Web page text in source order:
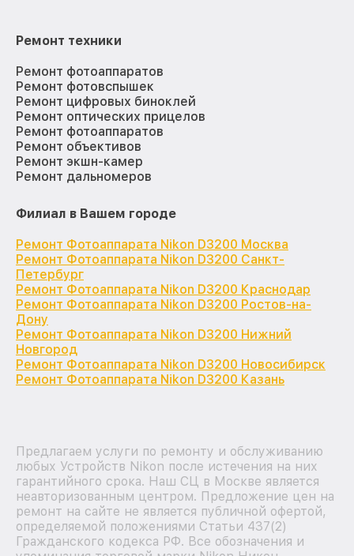
Ремонт техники
Ремонт фотоаппаратов
Ремонт фотовспышек
Ремонт цифровых биноклей
Ремонт оптических прицелов
Ремонт фотоаппаратов
Ремонт объективов
Ремонт экшн-камер
Ремонт дальномеров
Филиал в Вашем городе
Ремонт Фотоаппарата Nikon D3200 Москва
Ремонт Фотоаппарата Nikon D3200 Санкт-
Петербург
Ремонт Фотоаппарата Nikon D3200 Краснодар
Ремонт Фотоаппарата Nikon D3200 Ростов-на-
Дону
Ремонт Фотоаппарата Nikon D3200 Нижний
Новгород
Ремонт Фотоаппарата Nikon D3200 Новосибирск
Ремонт Фотоаппарата Nikon D3200 Казань
Предлагаем услуги по ремонту и обслуживанию
любых Устройств Nikon после истечения на них
гарантийного срока. Наш СЦ в Москве является
неавторизованным центром. Предложение цен на
ремонт на сайте не является публичной офертой,
определяемой положениями Статьи 437(2)
Гражданского кодекса РФ. Все обозначения и